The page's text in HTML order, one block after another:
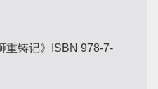
铸记》ISBN 978-7-